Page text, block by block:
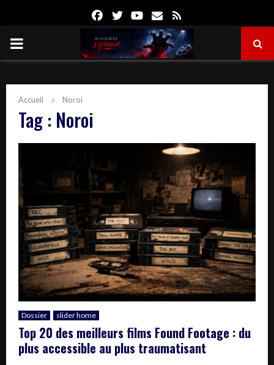
FacebookTwitterYoutube
Email
PRIMARY
Accueil Noroi
Tag : Noroi
Dossier slider home
Top 20 des meilleurs films Found Footage : du
plus accessible au plus traumatisant